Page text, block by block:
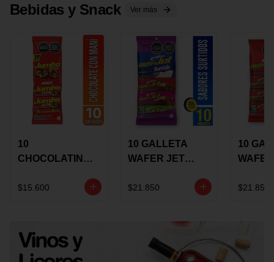
Bebidas y Snack Ver más
10
CHOCOLATINA
17 GRS
$15.600
10 GALLETA
WAFER JET
GRS
$21.850
10
GRS
$21.850